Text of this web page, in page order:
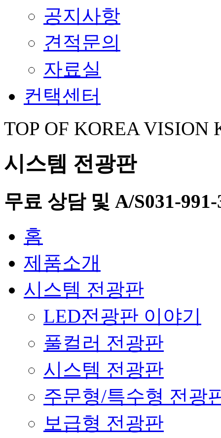
공지사항
견적문의
자료실
컨택센터
TOP OF KOREA VISION
시스템 전광판
무료 상담 및 A/S031-
홈
제품소개
시스템 전광판
LED전광판 이야기
풀컬러 전광판
시스템 전광판
주문형/특수형 전광
보급형 전광판